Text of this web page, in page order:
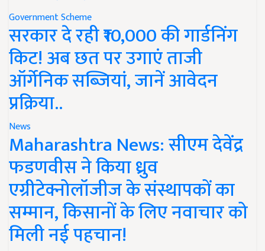
Government Scheme
सरकार दे रही ₹10,000 की गार्डनिंग
किट! अब छत पर उगाएं ताजी
ऑर्गेनिक सब्जियां, जानें आवेदन
प्रक्रिया..
News
Maharashtra News: सीएम देवेंद्र
फडणवीस ने किया ध्रुव
एग्रीटेक्नोलॉजीज के संस्थापकों का
सम्मान, किसानों के लिए नवाचार को
मिली नई पहचान!